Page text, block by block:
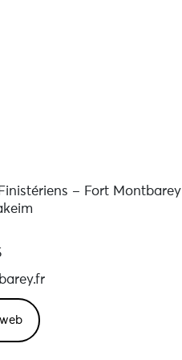
– Fort Montbarey